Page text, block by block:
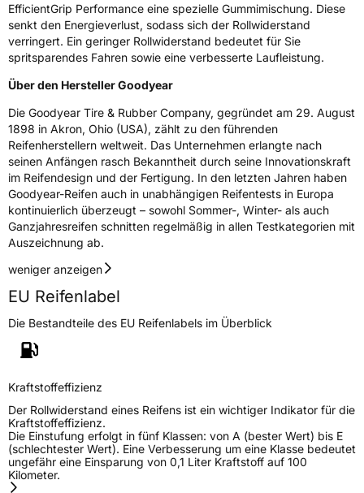
EfficientGrip Performance eine spezielle Gummimischung. Diese
senkt den Energieverlust, sodass sich der Rollwiderstand
verringert. Ein geringer Rollwiderstand bedeutet für Sie
spritsparendes Fahren sowie eine verbesserte Laufleistung.
Über den Hersteller Goodyear
Die Goodyear Tire & Rubber Company, gegründet am 29. August
1898 in Akron, Ohio (USA), zählt zu den führenden
Reifenherstellern weltweit. Das Unternehmen erlangte nach
seinen Anfängen rasch Bekanntheit durch seine Innovationskraft
im Reifendesign und der Fertigung. In den letzten Jahren haben
Goodyear-Reifen auch in unabhängigen Reifentests in Europa
kontinuierlich überzeugt – sowohl Sommer-, Winter- als auch
Ganzjahresreifen schnitten regelmäßig in allen Testkategorien mit
Auszeichnung ab.
weniger anzeigen
EU Reifenlabel
Die Bestandteile des EU Reifenlabels im Überblick
Kraftstoffeffizienz
Der Rollwiderstand eines Reifens ist ein wichtiger Indikator für die
Kraftstoffeffizienz.
Die Einstufung erfolgt in fünf Klassen: von A (bester Wert) bis E
(schlechtester Wert). Eine Verbesserung um eine Klasse bedeutet
ungefähr eine Einsparung von 0,1 Liter Kraftstoff auf 100
Kilometer.